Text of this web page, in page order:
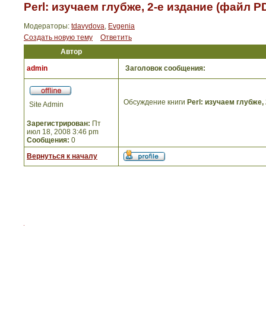
Perl: изучаем глубже, 2-е издание (файл
Модераторы: tdavydova, Evgenia
Создать новую тему
Ответить
Автор
admin
Заголовок сообщения:
Site Admin
Зарегистрирован: Пт
июл 18, 2008 3:46 pm
Сообщения: 0
Обсуждение книги Perl: изучаем
Вернуться к началу